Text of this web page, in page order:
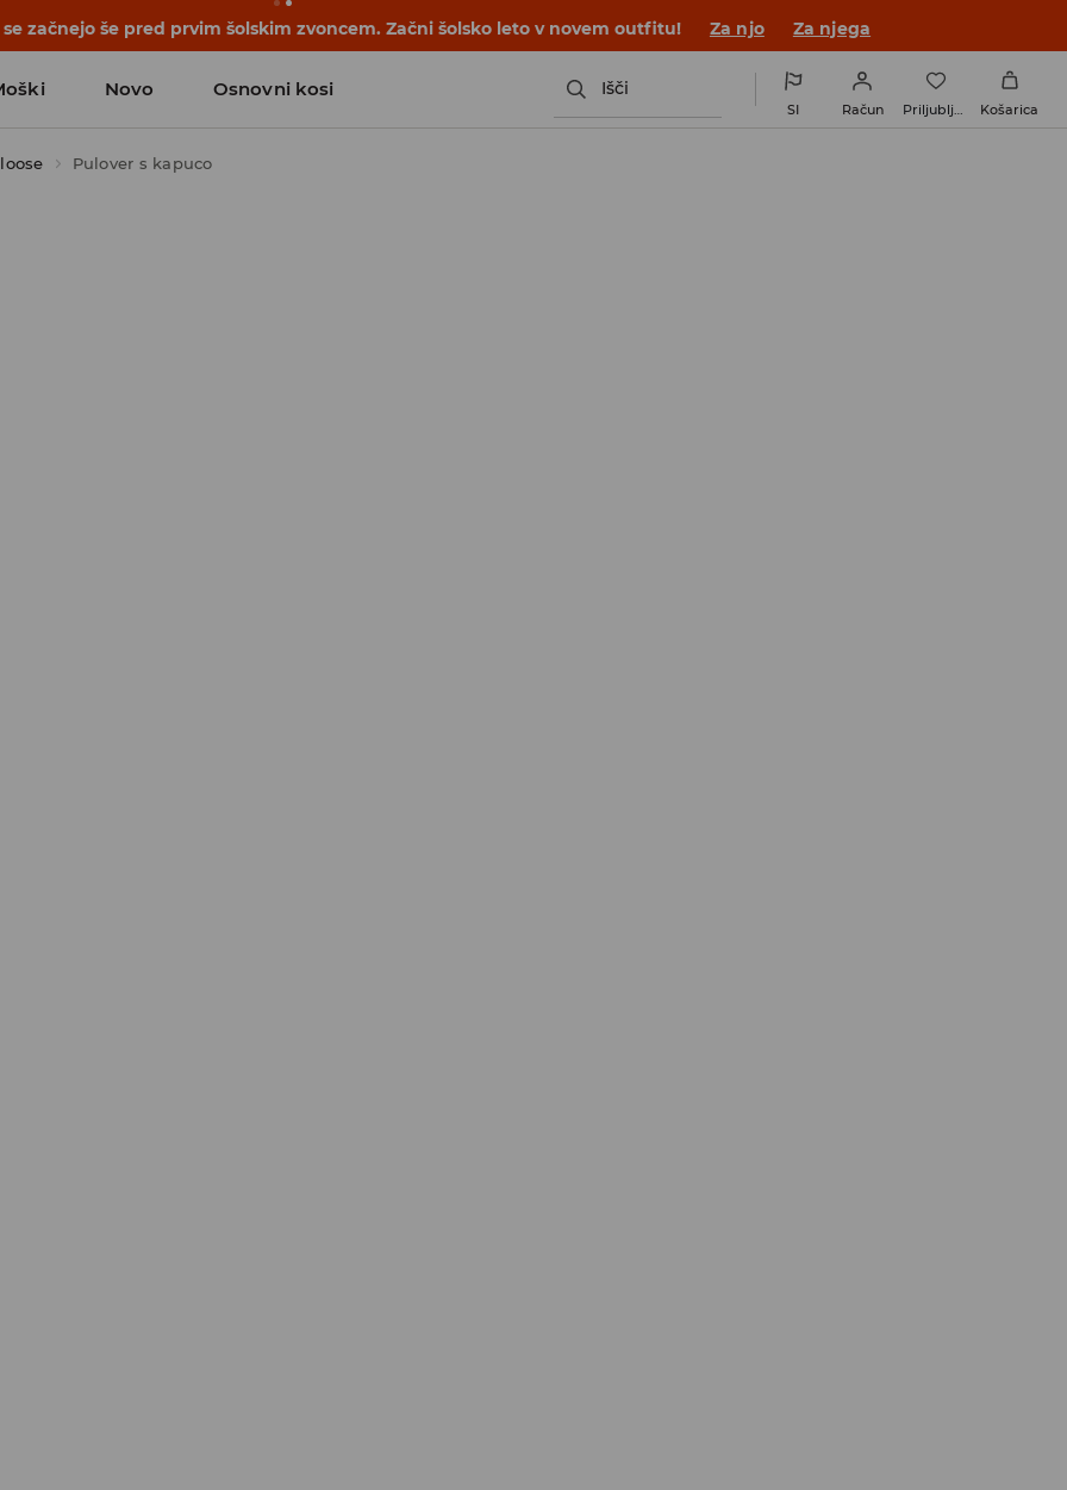
začnejo še pred prvim šolskim zvoncem. Začni šolsko leto v novem outfitu! Za njo Za njega
Novo Osnovni kosi Išči
SI Račun Priljubljene Košarica
Pulover s kapuco